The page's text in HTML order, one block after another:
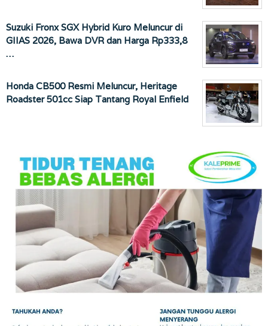
Suzuki Fronx SGX Hybrid Kuro Meluncur di
GIIAS 2026, Bawa DVR dan Harga Rp333,8
…
Honda CB500 Resmi Meluncur, Heritage
Roadster 501cc Siap Tantang Royal Enfield